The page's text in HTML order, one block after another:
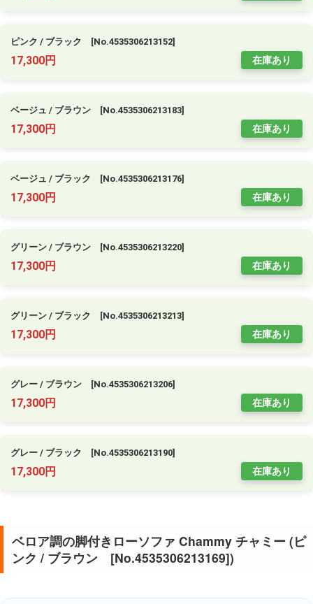
ピンク / ブラック [No.4535306213152]
17,300円 在庫あり
ベージュ / ブラウン [No.4535306213183]
17,300円 在庫あり
ベージュ / ブラック [No.4535306213176]
17,300円 在庫あり
グリーン / ブラウン [No.4535306213220]
17,300円 在庫あり
グリーン / ブラック [No.4535306213213]
17,300円 在庫あり
グレー / ブラウン [No.4535306213206]
17,300円 在庫あり
グレー / ブラック [No.4535306213190]
17,300円 在庫あり
ベロア調の脚付きローソファ Chammy チャミー (ピ
ンク / ブラウン [No.4535306213169])